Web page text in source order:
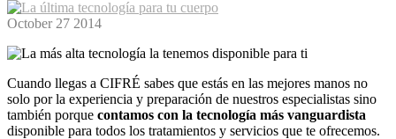
October 27 2014
Cuando llegas a CIFRÉ sabes que estás en las mejores manos no
solo por la experiencia y preparación de nuestros especialistas sino
también porque contamos con la tecnología más vanguardista
disponible para todos los tratamientos y servicios que te ofrecemos.